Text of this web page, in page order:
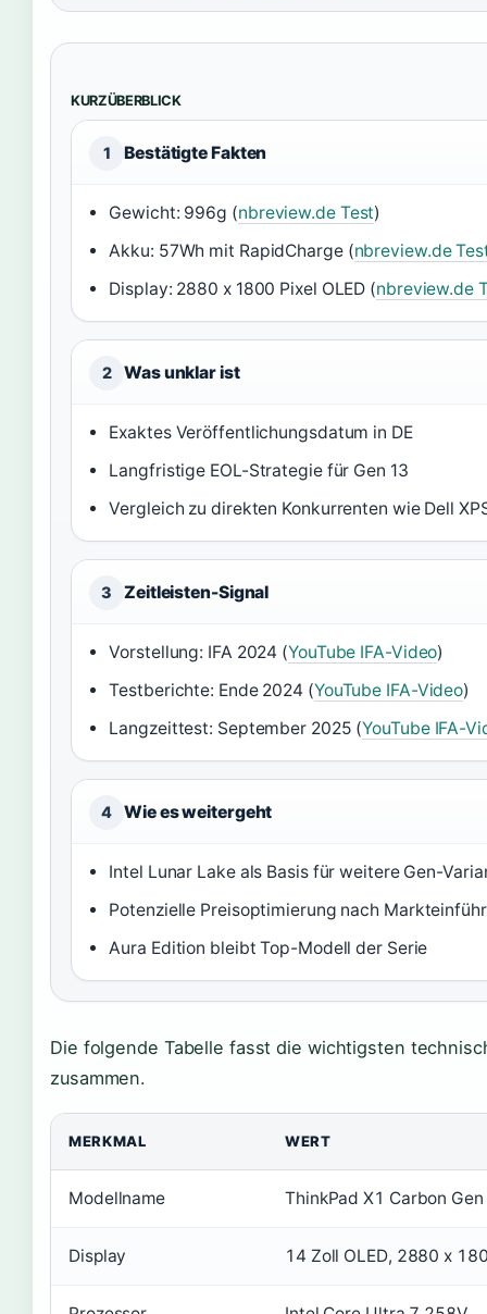
KURZÜBERBLICK
1 Bestätigte Fakten
Gewicht: 996g (nbreview.de Test)
Akku: 57Wh mit RapidCharge (nbreview.de
Display: 2880 x 1800 Pixel OLED (nbreview.de
2 Was unklar ist
Exaktes Veröffentlichungsdatum in DE
Langfristige EOL-Strategie für Gen 13
Vergleich zu direkten Konkurrenten wie Dell
3 Zeitleisten-Signal
Vorstellung: IFA 2024 (YouTube IFA-Video)
Testberichte: Ende 2024 (YouTube IFA-Video)
Langzeittest: September 2025 (YouTube IFA-
4 Wie es weitergeht
Intel Lunar Lake als Basis für weitere Gen-
Potenzielle Preisoptimierung nach
Aura Edition bleibt Top-Modell der Serie
Die folgende Tabelle fasst die wichtigsten
zusammen.
MERKMAL WERT
Modellname ThinkPad X1 Carbon
Display 14 Zoll OLED, 2880 x